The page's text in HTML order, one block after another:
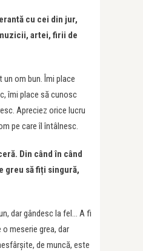
cu cei din jur,
artei, firii de
un om bun. Îmi place
îmi place să cunosc
Apreciez orice lucru
pe care îl întâlnesc.
Din când în când
greu să fiți singură,
dar gândesc la fel… A fi
meserie grea, dar
de muncă, este